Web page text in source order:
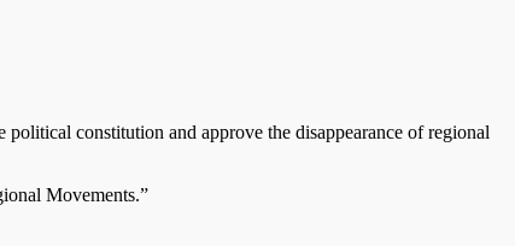
constitution and approve the disappearance of regional
Movements.”